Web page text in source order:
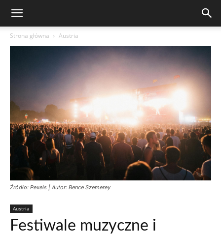
Strona główna Austria
Źródło: Pexels | Autor: Bence Szemerey
Austria
Festiwale muzyczne i